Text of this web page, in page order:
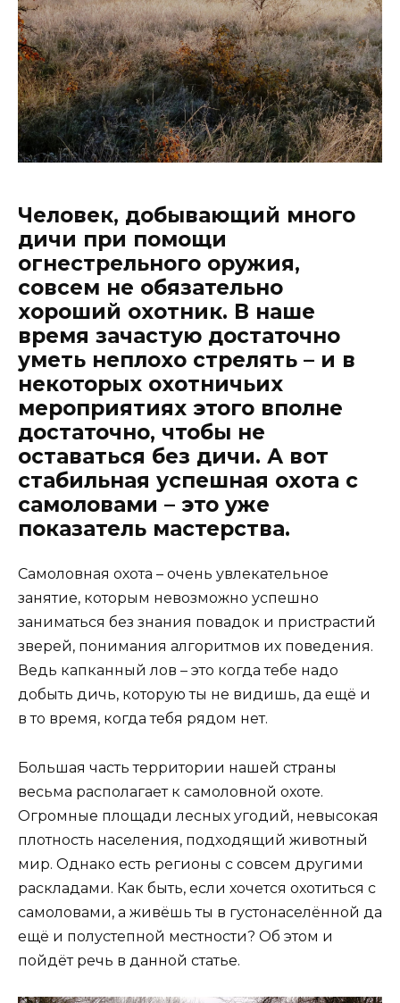
Человек, добывающий много
дичи при помощи
огнестрельного оружия,
совсем не обязательно
хороший охотник. В наше
время зачастую достаточно
уметь неплохо стрелять – и в
некоторых охотничьих
мероприятиях этого вполне
достаточно, чтобы не
оставаться без дичи. А вот
стабильная успешная охота с
самоловами – это уже
показатель мастерства.
Самоловная охота – очень увлекательное
занятие, которым невозможно успешно
заниматься без знания повадок и пристрастий
зверей, понимания алгоритмов их поведения.
Ведь капканный лов – это когда тебе надо
добыть дичь, которую ты не видишь, да ещё и
в то время, когда тебя рядом нет.
Большая часть территории нашей страны
весьма располагает к самоловной охоте.
Огромные площади лесных угодий, невысокая
плотность населения, подходящий животный
мир. Однако есть регионы с совсем другими
раскладами. Как быть, если хочется охотиться с
самоловами, а живёшь ты в густонаселённой да
ещё и полустепной местности? Об этом и
пойдёт речь в данной статье.